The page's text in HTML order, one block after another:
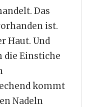
Das
ist.
Haut. Und
die Einstiche
kommt
Nadeln